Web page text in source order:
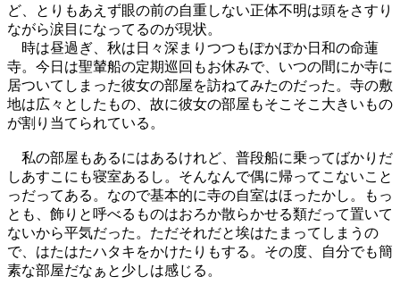
ど、とりもあえず眼の前の自重しない正体不明は頭をさすり
ながら涙目になってるのが現状。
時は昼過ぎ、秋は日々深まりつつもぽかぽか日和の命蓮
寺。今日は聖輦船の定期巡回もお休みで、いつの間にか寺に
居ついてしまった彼女の部屋を訪ねてみたのだった。寺の敷
地は広々としたもの、故に彼女の部屋もそこそこ大きいもの
が割り当てられている。
私の部屋もあるにはあるけれど、普段船に乗ってばかりだ
しあすこにも寝室あるし。そんなんで偶に帰ってこないこと
っだってある。なので基本的に寺の自室はほったかし。もっ
とも、飾りと呼べるものはおろか散らかせる類だって置いて
ないから平気だった。ただそれだと埃はたまってしまうの
で、はたはたハタキをかけたりもする。その度、自分でも簡
素な部屋だなぁと少しは感じる。